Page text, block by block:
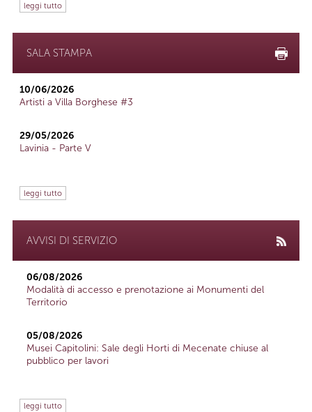
leggi tutto
SALA STAMPA
10/06/2026
Artisti a Villa Borghese #3
29/05/2026
Lavinia - Parte V
leggi tutto
AVVISI DI SERVIZIO
06/08/2026
Modalità di accesso e prenotazione ai Monumenti del
Territorio
05/08/2026
Musei Capitolini: Sale degli Horti di Mecenate chiuse al
pubblico per lavori
leggi tutto